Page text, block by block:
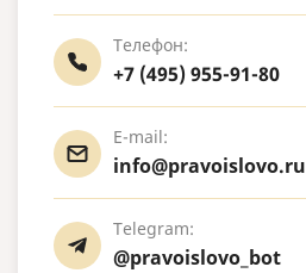
Телефон:
+7 (495) 955-91-80
E-mail:
info@pravoislovo.ru
Telegram:
@pravoislovo_bot